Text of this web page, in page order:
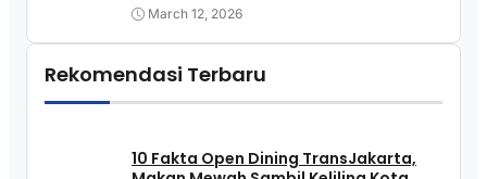
March 12, 2026
Rekomendasi Terbaru
10 Fakta Open Dining TransJakarta,